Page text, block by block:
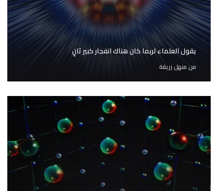
يقول العلماء لربما كان هناك انفجار كبير ثانٍ
من منهل زريقة